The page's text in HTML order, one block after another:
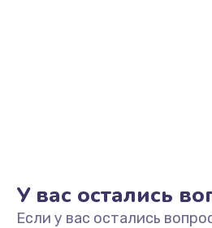
У вас остались
Если у вас остались